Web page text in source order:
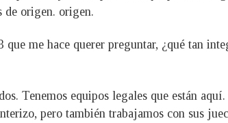
de origen. origen.
me hace querer preguntar, ¿qué tan
Tenemos equipos legales que están
pero también trabajamos con sus